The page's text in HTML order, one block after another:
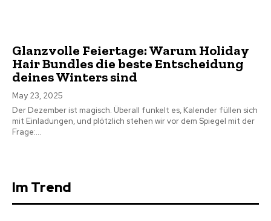
Glanzvolle Feiertage: Warum Holiday
Hair Bundles die beste Entscheidung
deines Winters sind
May 23, 2025
Der Dezember ist magisch. Überall funkelt es, Kalender füllen sich
mit Einladungen, und plötzlich stehen wir vor dem Spiegel mit der
Frage:...
Im Trend